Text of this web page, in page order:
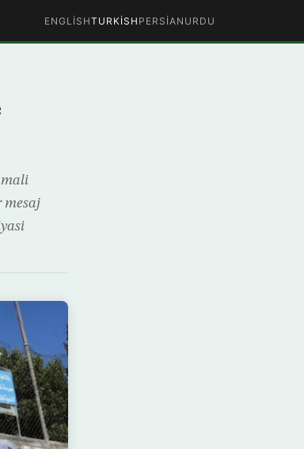
ENGLISHTURKISH PERSIAN URDU
mali
mesaj